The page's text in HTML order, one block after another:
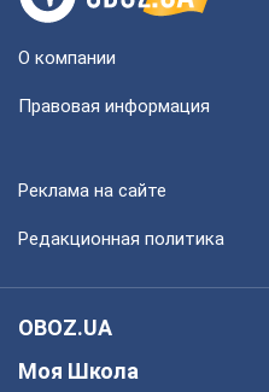
О компании
Правовая информация
Реклама на сайте
Редакционная политика
OBOZ.UA
Моя Школа